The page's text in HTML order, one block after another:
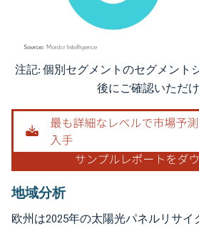
画像 © Mordor Intelligence。再利用にはCC BY
注記: 個別セグメントのセグメント
後にご確認いただ
地域分析
欧州は2025年の太陽光パネルリサイ